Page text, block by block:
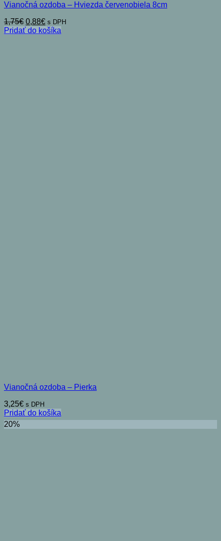
Vianočná ozdoba – Hviezda červenobiela 8cm
1,75€ Pôvodná
cena
0,88€Aktuálna
cena
s DPH
Pridať do košíka
Vianočná ozdoba – Pierka
3,25€ s DPH
Pridať do košíka
20%